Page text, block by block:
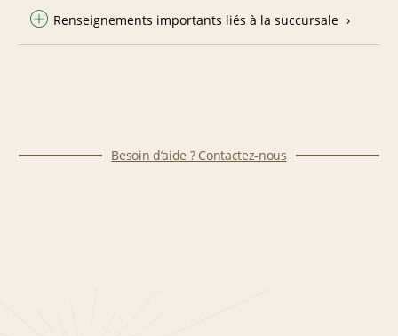
Renseignements importants liés à la succursale
Besoin d’aide ? Contactez-nous